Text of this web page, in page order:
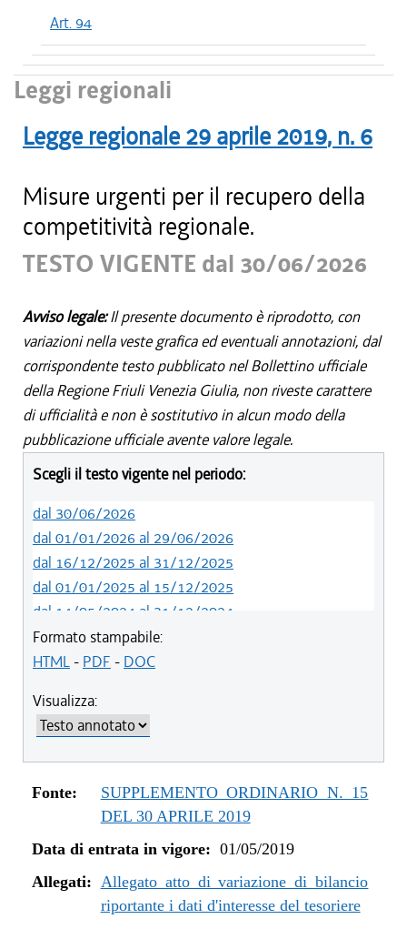
Art. 94
Leggi regionali
Legge regionale 29 aprile 2019, n. 6
Misure urgenti per il recupero della
competitività regionale.
TESTO VIGENTE dal 30/06/2026
Avviso legale:Il presente documento è riprodotto, con
variazioni nella veste grafica ed eventuali annotazioni, dal
corrispondente testo pubblicato nel Bollettino ufficiale
della Regione Friuli Venezia Giulia, non riveste carattere
di ufficialità e non è sostitutivo in alcun modo della
pubblicazione ufficiale avente valore legale.
Scegli il testo vigente nel periodo:
dal 30/06/2026
dal 01/01/2026 al 29/06/2026
dal 16/12/2025 al 31/12/2025
dal 01/01/2025 al 15/12/2025
dal 14/05/2024 al 31/12/2024
dal 12/08/2023 al 13/05/2024
dal 05/08/2022 al 11/08/2023
dal 12/08/2021 al 05/11/2021
dal 26/02/2021 al 11/08/2021
dal 02/07/2020 al 25/02/2021
dal 01/01/2020 al 01/07/2020
dal 07/11/2019 al 31/12/2019
dal 01/05/2019 al 10/07/2019
Formato stampabile:
HTML- PDF - DOC
Visualizza:
Fonte:
SUPPLEMENTO ORDINARIO N. 15
DEL 30 APRILE 2019
Data di entrata in vigore: 01/05/2019
Allegati: Allegato atto di variazione di bilancio
riportante i dati d'interesse del tesoriere